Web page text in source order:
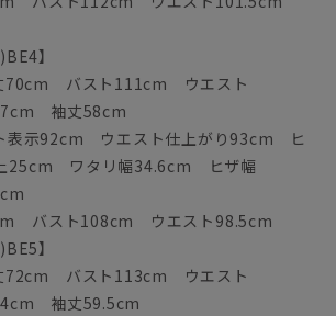
】
70cm バスト111cm ウエスト
袖丈58cm
表示92cm ウエスト仕上がり93cm ヒ
25cm ワタリ幅34.6cm ヒザ幅
バスト108cm ウエスト98.5cm
】
72cm バスト113cm ウエスト
袖丈59.5cm